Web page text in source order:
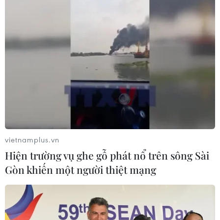
vietnamplus.vn
Hiện trường vụ ghe gỗ phát nổ trên sông Sài
Gòn khiến một người thiệt mạng